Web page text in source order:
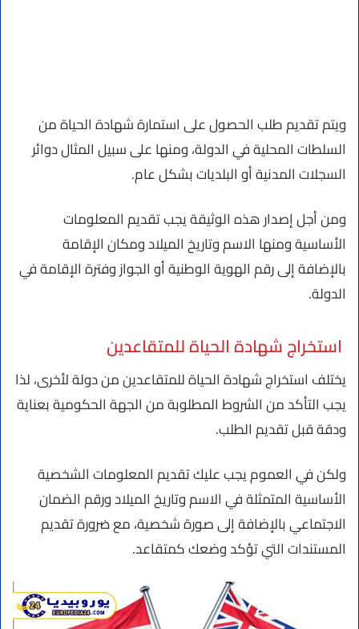
ويتم تقديم طلب الحصول على استمارة شهادة الحياة من
السلطات المحلية في الدولة، ومنها على سبيل المثال دوائر
السجلات المدنية أو البلديات بشكل عام.
ومن أجل إصدار هذه الوثيقة يجب تقديم المعلومات
الأساسية ومنها الاسم وتاريخ الميلاد ومكان الإقامة
بالإضافة إلى رقم الهوية الوطنية أو الجواز وفترة الإقامة في
الدولة.
استخراج شهادة الحياة للمتقاعدين
يختلف استخراج شهادة الحياة للمتقاعدين من دولة لأخرى، لذا
يجب التأكد من الشروط المطلوبة من الجهة الحكومية بعناية
ودقة قبل تقديم الطلب.
ولكن في العموم يجب عليك تقديم المعلومات الشخصية
الأساسية المتمثلة في الاسم وتاريخ الميلاد ورقم الضمان
الاجتماعي بالإضافة إلى صورة شخصية، مع ضرورة تقديم
المستندات التي تؤكد وضعك كمتقاعد.